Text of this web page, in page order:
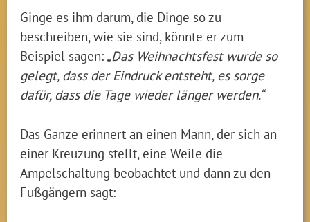
Ginge es ihm darum, die Dinge so zu
beschreiben, wie sie sind, könnte er zum
Beispiel sagen: „Das Weihnachtsfest wurde so
gelegt, dass der Eindruck entsteht, es sorge
dafür, dass die Tage wieder länger werden.“
Das Ganze erinnert an einen Mann, der sich an
einer Kreuzung stellt, eine Weile die
Ampelschaltung beobachtet und dann zu den
Fußgängern sagt: